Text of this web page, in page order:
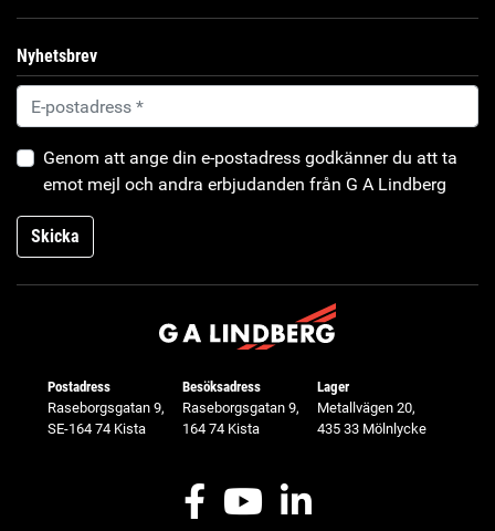
Nyhetsbrev
Genom att ange din e-postadress godkänner du att ta
emot mejl och andra erbjudanden från G A Lindberg
Skicka
Postadress
Raseborgsgatan 9,
SE-164 74 Kista
Besöksadress
Raseborgsgatan 9,
164 74 Kista
Lager
Metallvägen 20,
435 33 Mölnlycke
FacebookYoutubeLinkedIn